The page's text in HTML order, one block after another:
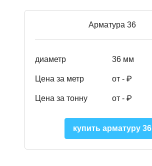
Арматура 36
диаметр 36 мм
Цена за метр от - ₽
Цена за тонну от - ₽
купить арматуру 36